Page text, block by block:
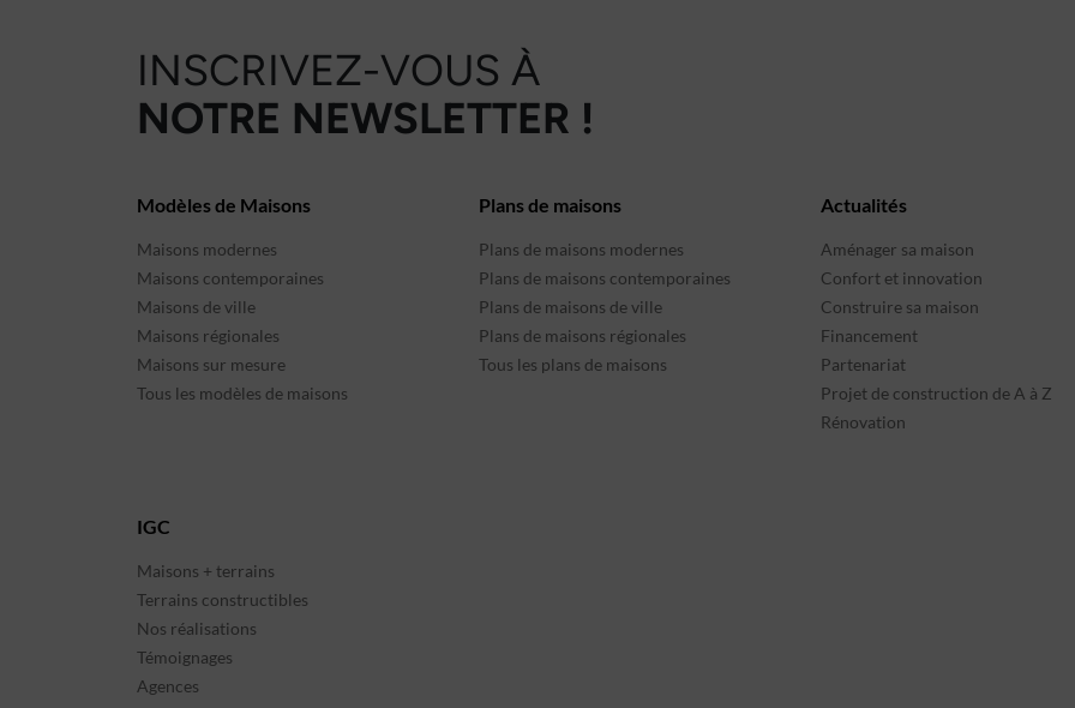
INSCRIVEZ-VOUS À
NOTRE NEWSLETTER !
Modèles de Maisons
Maisons modernes
Maisons contemporaines
Maisons de ville
Maisons régionales
Maisons sur mesure
Tous les modèles de maisons
Plans de maisons
Plans de maisons modernes
Plans de maisons contemporaines
Plans de maisons de ville
Plans de maisons régionales
Tous les plans de maisons
Actualités
Aménager sa maison
Confort et innovation
Construire sa maison
Financement
Partenariat
Projet de construction de A à Z
Rénovation
IGC
Maisons + terrains
Terrains constructibles
Nos réalisations
Témoignages
Agences